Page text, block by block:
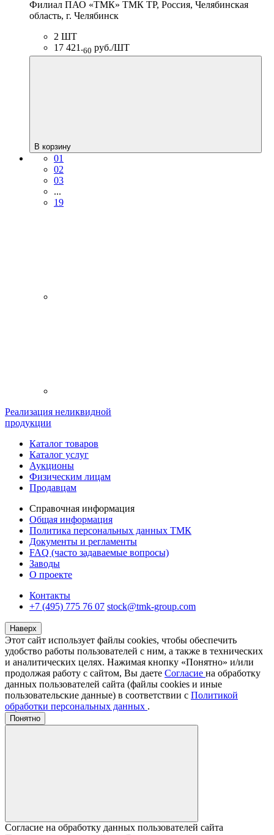
Филиал ПАО «ТМК» ТМК ТР, Россия, Челябинская
область, г. Челябинск
2 ШТ
17 421.60 руб./ШТ
В корзину
01
02
03
...
19
Реализация неликвидной
продукции
Каталог товаров
Каталог услуг
Аукционы
Физическим лицам
Продавцам
Справочная информация
Общая информация
Политика персональных данных ТМК
Документы и регламенты
FAQ (часто задаваемые вопросы)
Заводы
О проекте
Контакты
+7 (495) 775 76 07 stock@tmk-group.com
Наверх
Этот сайт использует файлы cookies, чтобы обеспечить
удобство работы пользователей с ним, а также в технических
и аналитических целях. Нажимая кнопку «Понятно» и/или
продолжая работу с сайтом, Вы даете Согласие на обработку
данных пользователей сайта (файлы cookies и иные
пользовательские данные) в соответствии с Политикой
обработки персональных данных .
Понятно
Согласие на обработку данных пользователей сайта